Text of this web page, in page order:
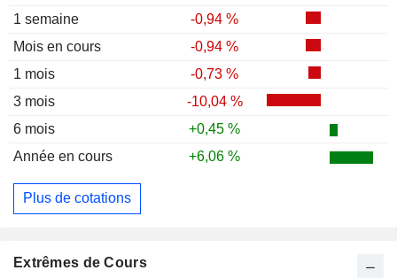
1 semaine
-0,94 %
Mois en cours
-0,94 %
1 mois
-0,73 %
3 mois
-10,04 %
6 mois
+0,45 %
Année en cours
+6,06 %
Plus de cotations
Extrêmes de Cours